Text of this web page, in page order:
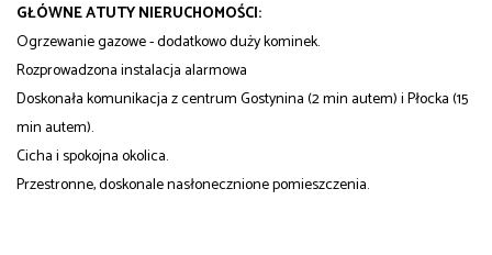
GŁÓWNE ATUTY NIERUCHOMOŚCI:
Ogrzewanie gazowe - dodatkowo duży kominek.
Rozprowadzona instalacja alarmowa
Doskonała komunikacja z centrum Gostynina (2 min autem) i Płocka (15
min autem).
Cicha i spokojna okolica.
Przestronne, doskonale nasłonecznione pomieszczenia.